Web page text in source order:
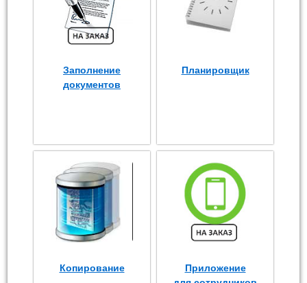
Заполнение
документов
Планировщик
Копирование
Приложение